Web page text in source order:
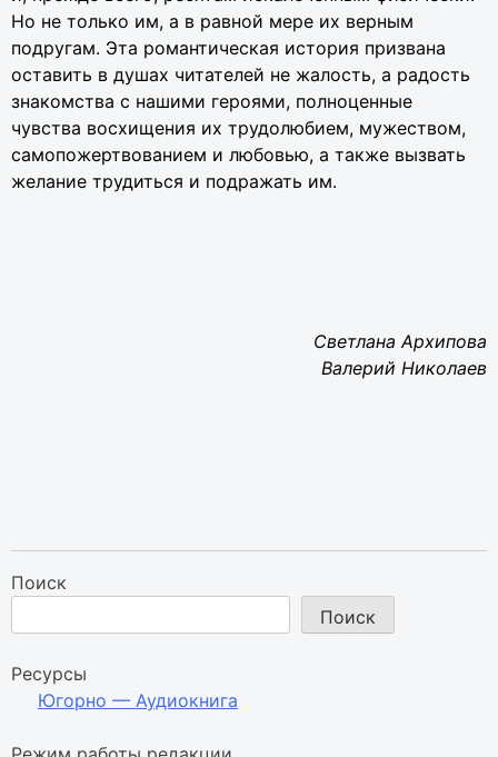
Но не только им, а в равной мере их верным
подругам. Эта романтическая история призвана
оставить в душах читателей не жалость, а радость
знакомства с нашими героями, полноценные
чувства восхищения их трудолюбием, мужеством,
самопожертвованием и любовью, а также вызвать
желание трудиться и подражать им.
Светлана Архипова
Валерий Николаев
Поиск
Поиск
Ресурсы
Югорно — Аудиокнига